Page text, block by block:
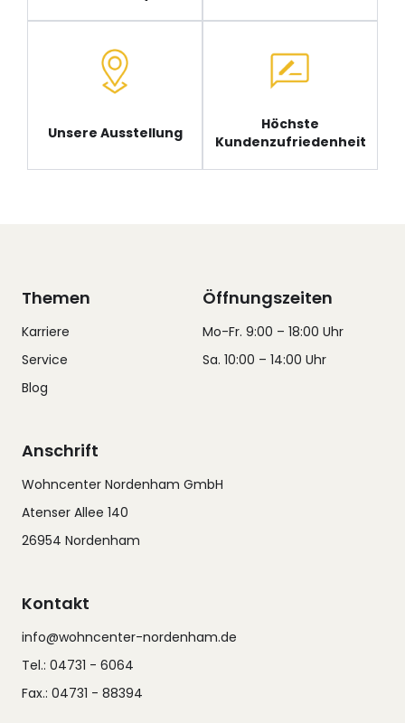
Unsere Ausstellung
Höchste
Kundenzufriedenheit
Themen
Karriere
Service
Blog
Öffnungszeiten
Mo-Fr. 9:00 – 18:00 Uhr
Sa. 10:00 – 14:00 Uhr
Anschrift
Wohncenter Nordenham GmbH
Atenser Allee 140
26954 Nordenham
Kontakt
info@wohncenter-nordenham.de
Tel.: 04731 - 6064
Fax.: 04731 - 88394